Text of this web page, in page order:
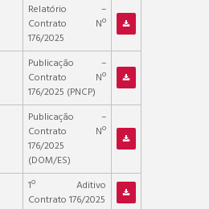
Relatório –
Contrato Nº
176/2025
Publicação –
Contrato Nº
176/2025 (PNCP)
Publicação –
Contrato Nº
176/2025
(DOM/ES)
1º Aditivo
Contrato 176/2025